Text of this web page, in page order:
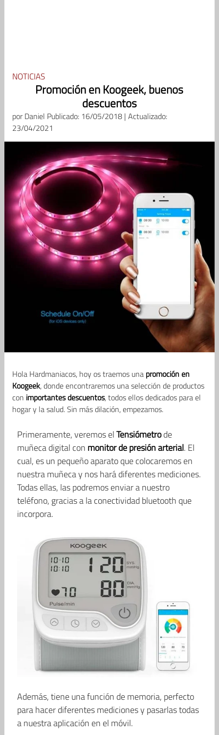
NOTICIAS
Promoción en Koogeek, buenos
descuentos
porDaniel Publicado: 16/05/2018 | Actualizado:
23/04/2021
Hola Hardmaniacos, hoy os traemos una promoción en
Koogeek, donde encontraremos una selección de productos
con importantes descuentos, todos ellos dedicados para el
hogar y la salud. Sin más dilación, empezamos.
Primeramente, veremos elTensiómetrode
muñeca digital con monitor de presión arterial. El
cual, es un pequeño aparato que colocaremos en
nuestra muñeca y nos hará diferentes mediciones.
Todas ellas, las podremos enviar a nuestro
teléfono, gracias a la conectividad bluetooth que
incorpora.
Además, tiene una función de memoria, perfecto
para hacer diferentes mediciones y pasarlas todas
a nuestra aplicación en el móvil.